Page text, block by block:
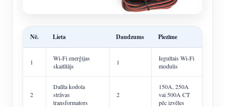
Nē. Lieta Daudzums Piezīme
1
Wi-Fi enerģijas
skaitītājs
1
Iegultais Wi-Fi
modulis
2
Dalīta kodola
strāvas
transformators
2
150A, 250A
vai 500A CT
pēc izvēles